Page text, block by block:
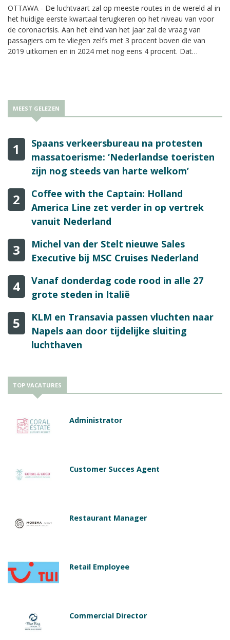
OTTAWA - De luchtvaart zal op meeste routes in de wereld al in
het huidige eerste kwartaal terugkeren op het niveau van voor
de coronacrisis. Aan het eind van het jaar zal de vraag van
passagiers om te vliegen zelfs met 3 procent boven die van
2019 uitkomen en in 2024 met nog eens 4 procent. Dat
MEEST GELEZEN
1
Spaans verkeersbureau na protesten
massatoerisme: ‘Nederlandse toeristen
zijn nog steeds van harte welkom’
2
Coffee with the Captain: Holland
America Line zet verder in op vertrek
vanuit Nederland
3
Michel van der Stelt nieuwe Sales
Executive bij MSC Cruises Nederland
4
Vanaf donderdag code rood in alle 27
grote steden in Italië
5
KLM en Transavia passen vluchten naar
Napels aan door tijdelijke sluiting
luchthaven
TOP VACATURES
Administrator
Customer Succes Agent
Restaurant Manager
Retail Employee
Commercial Director